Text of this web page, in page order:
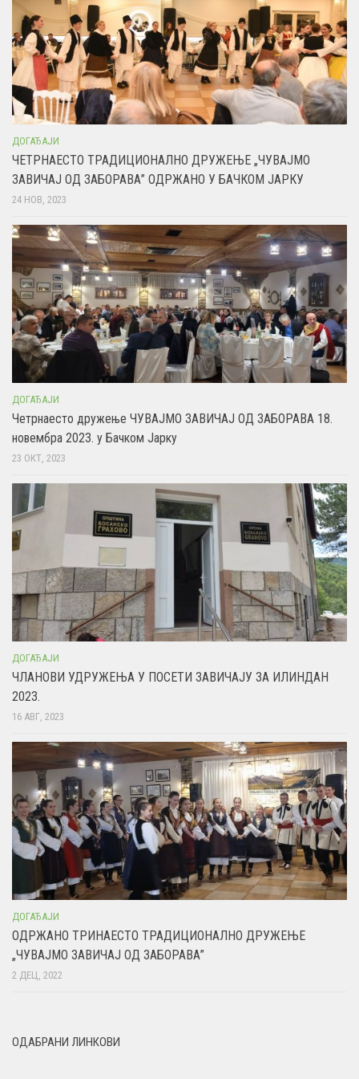
ДОГАЂАЈИ
ЧЕТРНАЕСТО ТРАДИЦИОНАЛНО ДРУЖЕЊЕ „ЧУВАЈМО
ЗАВИЧАЈ ОД ЗАБОРАВА” ОДРЖАНО У БАЧКОМ ЈАРКУ
24 НОВ, 2023
ДОГАЂАЈИ
Четрнаесто дружење ЧУВАЈМО ЗАВИЧАЈ ОД ЗАБОРАВА 18.
новембра 2023. у Бачком Јарку
23 ОКТ, 2023
ДОГАЂАЈИ
ЧЛАНОВИ УДРУЖЕЊА У ПОСЕТИ ЗАВИЧАЈУ ЗА ИЛИНДАН
2023.
16 АВГ, 2023
ДОГАЂАЈИ
ОДРЖАНО ТРИНАЕСТО ТРАДИЦИОНАЛНО ДРУЖЕЊЕ
„ЧУВАЈМО ЗАВИЧАЈ ОД ЗАБОРАВА”
2 ДЕЦ, 2022
ОДАБРАНИ ЛИНКОВИ